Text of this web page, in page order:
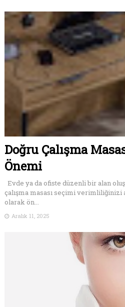
Doğru Çalışma
Önemi
Evde ya da ofiste düzenli bir alan
çalışma masası seçimi
olarak ön...
Aralık 11, 2025